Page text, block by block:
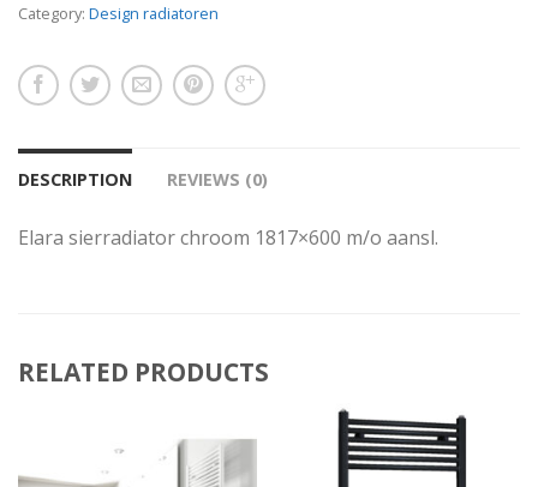
Category: Design radiatoren
DESCRIPTION REVIEWS (0)
Elara sierradiator chroom 1817×600 m/o aansl.
RELATED PRODUCTS